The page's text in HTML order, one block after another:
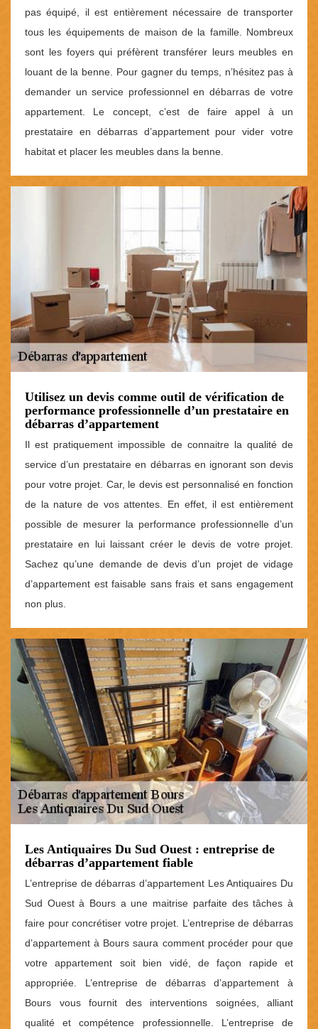
pas équipé, il est entièrement nécessaire de transporter
tous les équipements de maison de la famille. Nombreux
sont les foyers qui préfèrent transférer leurs meubles en
louant de la benne. Pour gagner du temps, n’hésitez pas à
demander un service professionnel en débarras de votre
appartement. Le concept, c’est de faire appel à un
prestataire en débarras d’appartement pour vider votre
habitat et placer les meubles dans la benne.
Utilisez un devis comme outil de vérification de
performance professionnelle d’un prestataire en
débarras d’appartement
Il est pratiquement impossible de connaitre la qualité de
service d’un prestataire en débarras en ignorant son devis
pour votre projet. Car, le devis est personnalisé en fonction
de la nature de vos attentes. En effet, il est entièrement
possible de mesurer la performance professionnelle d’un
prestataire en lui laissant créer le devis de votre projet.
Sachez qu’une demande de devis d’un projet de vidage
d’appartement est faisable sans frais et sans engagement
non plus.
Les Antiquaires Du Sud Ouest : entreprise de
débarras d’appartement fiable
L’entreprise de débarras d’appartement Les Antiquaires Du
Sud Ouest à Bours a une maitrise parfaite des tâches à
faire pour concrétiser votre projet. L’entreprise de débarras
d’appartement à Bours saura comment procéder pour que
votre appartement soit bien vidé, de façon rapide et
appropriée. L’entreprise de débarras d’appartement à
Bours vous fournit des interventions soignées, alliant
qualité et compétence professionnelle. L’entreprise de